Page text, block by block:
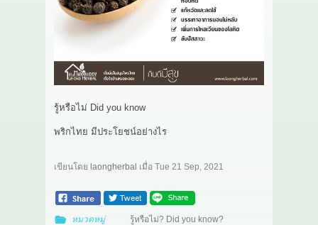
รู้หรือไม่ Did you know
พริกไทย มีประโยชน์อย่างไร
เขียนโดย laongherbal เมื่อ Tue 21 Sep, 2021
หมวดหมู่ รู้หรือไม่? Did you know?